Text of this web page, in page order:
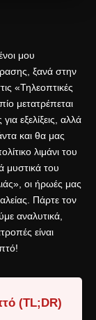
μου
ξανά στην
«Τηλεοπτικές
μετατρέπεται
εξελίξεις, αλλά
και θα μας
λιμάνι του
μυστικά του
οι ήρωές μας
Πάρτε τον
αναλυτικά,
είναι
(TL;DR)